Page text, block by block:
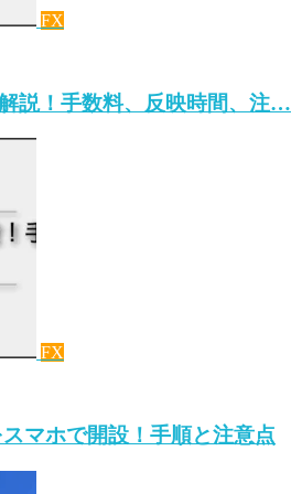
FX
説！手数料、反映時間、注…
FX
マホで開設！手順と注意点